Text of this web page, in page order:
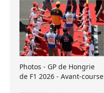
Photos - GP de Hongrie
de F1 2026 - Avant-course